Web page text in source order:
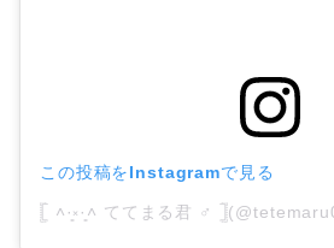
この投稿をInstagramで見る